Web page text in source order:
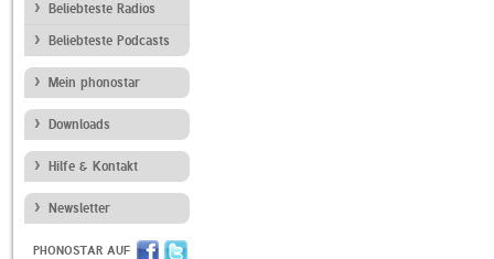
Beliebteste Radios
Beliebteste Podcasts
Mein phonostar
Downloads
Hilfe & Kontakt
Newsletter
PHONOSTAR AUF